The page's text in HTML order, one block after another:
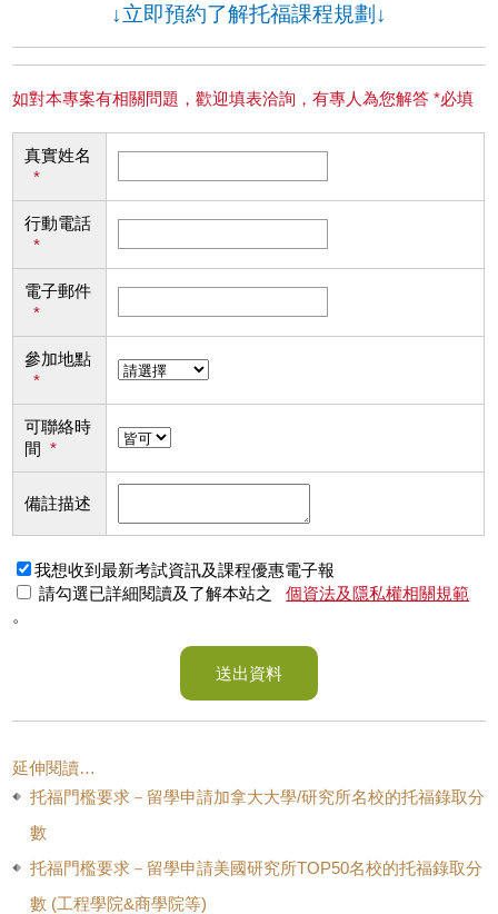
↓立即預約了解托福課程規劃↓
如對本專案有相關問題，歡迎填表洽詢，有專人為您解答 *必填
真實姓名
*
行動電話
*
電子郵件
*
參加地點
*
可聯絡時
間 *
備註描述
我想收到最新考試資訊及課程優惠電子報
請勾選已詳細閱讀及了解本站之
個資法及隱私權相關規範
。
送出資料
延伸閱讀…
托福門檻要求－留學申請加拿大大學/研究所名校的托福錄取分
數
托福門檻要求－留學申請美國研究所TOP50名校的托福錄取分
數 (工程學院&商學院等)